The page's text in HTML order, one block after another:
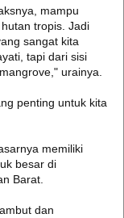
mampu
tropis. Jadi
sangat kita
tapi dari sisi
urainya.
penting untuk kita
memiliki
besar di
Barat.
dan